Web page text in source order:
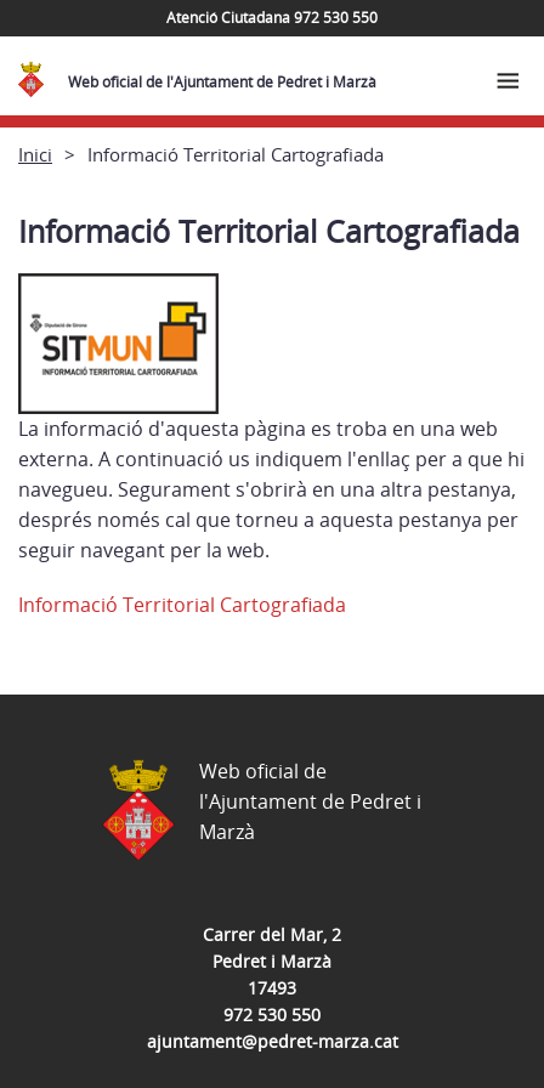
Atenció Ciutadana 972 530 550
Web oficial de l'Ajuntament de Pedret i Marzà
Inici Informació Territorial Cartografiada
Informació Territorial Cartografiada
La informació d'aquesta pàgina es troba en una web
externa. A continuació us indiquem l'enllaç per a que hi
navegueu. Segurament s'obrirà en una altra pestanya,
després només cal que torneu a aquesta pestanya per
seguir navegant per la web.
Informació Territorial Cartografiada
Carrer del Mar, 2
Pedret i Marzà
17493
972 530 550
ajuntament@pedret-marza.cat
Web oficial de
l'Ajuntament de Pedret i
Marzà